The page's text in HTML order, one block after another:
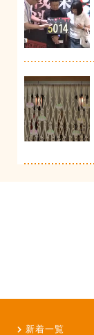
新着一覧